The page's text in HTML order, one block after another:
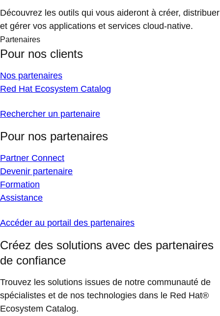
Découvrez les outils qui vous aideront à créer, distribuer
et gérer vos applications et services cloud-native.
Partenaires
Pour nos clients
Nos partenaires
Red Hat Ecosystem Catalog
Rechercher un partenaire
Pour nos partenaires
Partner Connect
Devenir partenaire
Formation
Assistance
Accéder au portail des partenaires
Créez des solutions avec des partenaires
de confiance
Trouvez les solutions issues de notre communauté de
spécialistes et de nos technologies dans le Red Hat®
Ecosystem Catalog.